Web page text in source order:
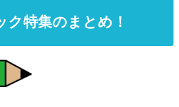
特集のまとめ！